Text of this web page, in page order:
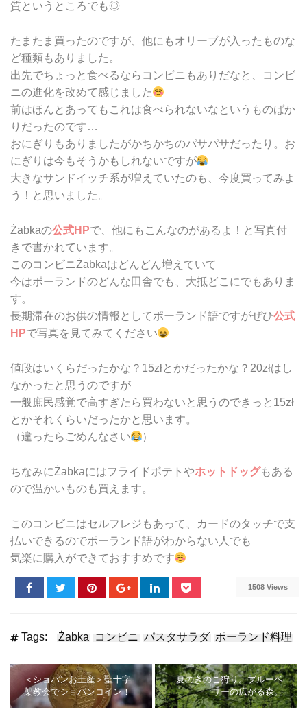
質というところでも◎
たまたま買ったのですが、他にもオリーブが入ったものな
ど種類もありました。
出先でちょっと食べるならコンビニもありだなと、コンビ
ニの進化を改めて感じました
前はほんとあってもこれは食べられないなというものばか
りだったのです…
おにぎりもありましたがかちかちのパサパサだったり。お
にぎりは今もそうかもしれないですが
大きなサンドイッチ系が増えていたのも、今度買ってみよ
う！と思いました。
Żabkaの公式HPで、他にもこんなのがあるよ！と写真付
きで書かれています。
このコンビニŻabkaはどんどん増えていて
今はポーランドのどんな田舎でも、大抵どこにでもありま
す。
長期滞在のお供の情報としてポーランド語ですがぜひ公式
HPで写真を見てみてください
値段はいくらだったかな？15złとかだったかな？20złはし
なかったと思うのですが
一般庶民感覚で高すぎたら買わないと思うのできっと15zł
とかそれくらいだったかと思います。
（違ったらごめんなさい
）
ちなみにŻabkaにはフライドポテトやホットドッグもある
ので温かいものも買えます。
このコンビニはセルフレジもあって、カードのタッチで支
払いできるのでポーランド語がわからない人でも
気楽に購入ができておすすめです
1508 Views
Tags: Żabka コンビニ パスタサラダ ポーランド料理
＜ショパンお土産＞聖十字
架教会でショパンコイン！
夏のきのこ狩り。ブルーベ
リーの広がる森。